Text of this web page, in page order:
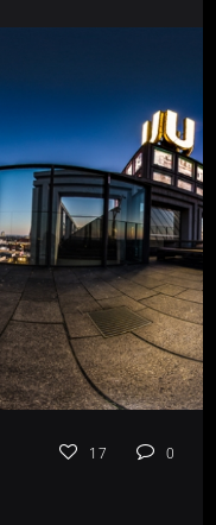
17 0